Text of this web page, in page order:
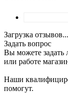
Загрузка отзывов...
Задать вопрос
Вы можете задать
или работе
Наши
помогут.